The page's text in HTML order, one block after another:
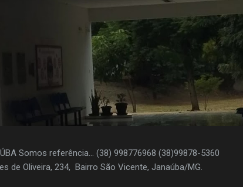
Somos referência... (38) 998776968 (38)99878-5360
de Oliveira, 234, Bairro São Vicente, Janaúba/MG.